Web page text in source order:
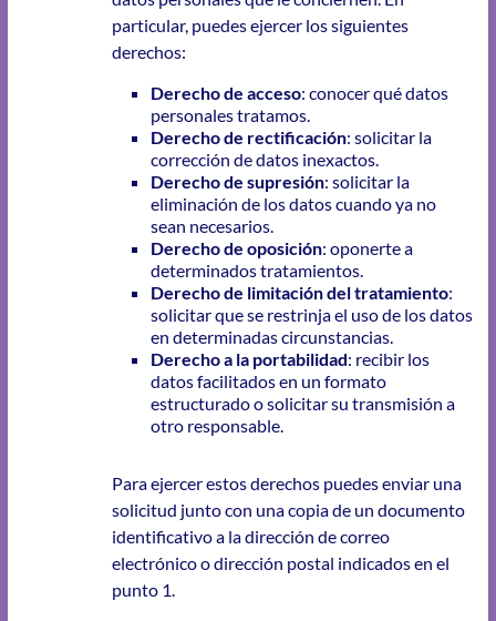
particular, puedes ejercer los siguientes
derechos:
Derecho de acceso: conocer qué datos
personales tratamos.
Derecho de rectificación: solicitar la
corrección de datos inexactos.
Derecho de supresión: solicitar la
eliminación de los datos cuando ya no
sean necesarios.
Derecho de oposición: oponerte a
determinados tratamientos.
Derecho de limitación del tratamiento:
solicitar que se restrinja el uso de los datos
en determinadas circunstancias.
Derecho a la portabilidad: recibir los
datos facilitados en un formato
estructurado o solicitar su transmisión a
otro responsable.
Para ejercer estos derechos puedes enviar una
solicitud junto con una copia de un documento
identificativo a la dirección de correo
electrónico o dirección postal indicados en el
punto 1.